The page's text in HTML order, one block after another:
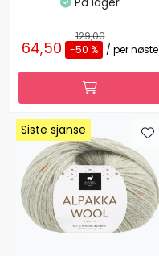
129,00
64,50 -50 % / per nøste
Siste sjanse
Siste sjanse
Siste sjanse
Siste sjanse